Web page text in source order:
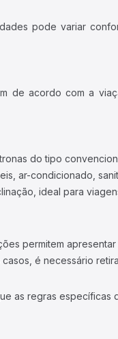
pode variar
de acordo com a
do tipo
ar-condicionado,
ideal para
permitem
é necessário
as regras específicas